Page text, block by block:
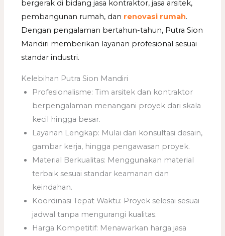
bergerak di bidang jasa kontraktor, jasa arsitek,
pembangunan rumah, dan renovasi rumah.
Dengan pengalaman bertahun-tahun, Putra Sion
Mandiri memberikan layanan profesional sesuai
standar industri.
Kelebihan Putra Sion Mandiri
Profesionalisme: Tim arsitek dan kontraktor
berpengalaman menangani proyek dari skala
kecil hingga besar.
Layanan Lengkap: Mulai dari konsultasi desain,
gambar kerja, hingga pengawasan proyek.
Material Berkualitas: Menggunakan material
terbaik sesuai standar keamanan dan
keindahan.
Koordinasi Tepat Waktu: Proyek selesai sesuai
jadwal tanpa mengurangi kualitas.
Harga Kompetitif: Menawarkan harga jasa